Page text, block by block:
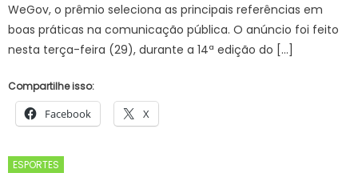
WeGov, o prêmio seleciona as principais referências em
boas práticas na comunicação pública. O anúncio foi feito
nesta terça-feira (29), durante a 14ª edição do […]
Compartilhe isso:
Facebook X
ESPORTES